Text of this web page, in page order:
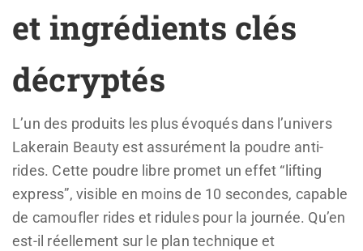
et ingrédients clés
décryptés
L’un des produits les plus évoqués dans l’univers
Lakerain Beauty est assurément la poudre anti-
rides. Cette poudre libre promet un effet “lifting
express”, visible en moins de 10 secondes, capable
de camoufler rides et ridules pour la journée. Qu’en
est-il réellement sur le plan technique et